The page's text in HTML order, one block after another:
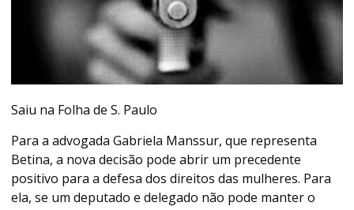
Saiu na Folha de S. Paulo
Para a advogada Gabriela Manssur, que representa
Betina, a nova decisão pode abrir um precedente
positivo para a defesa dos direitos das mulheres. Para
ela, se um deputado e delegado não pode manter o